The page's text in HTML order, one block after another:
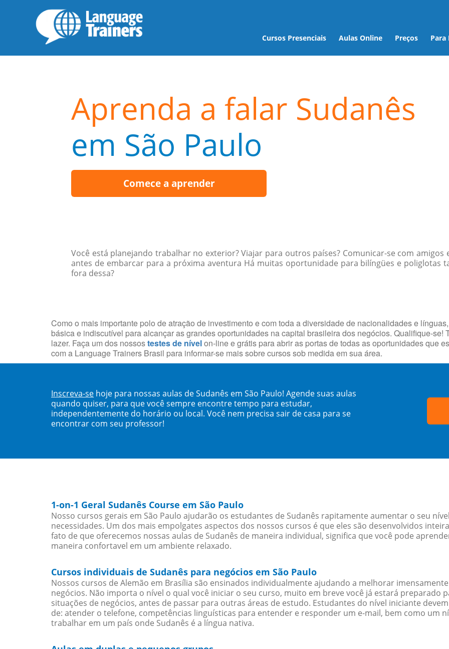
Cursos Presenciais Aulas Online Preços Para
Aprenda a falar Sudanês
em São Paulo
Comece a aprender
Você está planejando trabalhar no exterior? Viajar para outros países? Comunicar-se com amigos
antes de embarcar para a próxima aventura Há muitas oportunidade para bilíngües e poliglotas
fora dessa?
Como o mais importante polo de atração de investimento e com toda a diversidade de nacionalidades e
básica e indiscutível para alcançar as grandes oportunidades na capital brasileira dos negócios. Qualifique-se!
lazer. Faça um dos nossostestes de nívelon-line e grátis para abrir as portas de todas as oportunidades que
com a Language Trainers Brasil para informar-se mais sobre cursos sob medida em sua área.
Inscreva-se hoje para nossas aulas de Sudanês em São Paulo! Agende suas aulas
quando quiser, para que você sempre encontre tempo para estudar,
independentemente do horário ou local. Você nem precisa sair de casa para se
encontrar com seu professor!
1-on-1 Geral Sudanês Course em São Paulo
Nosso cursos gerais em São Paulo ajudarão os estudantes de Sudanês rapitamente aumentar o seu
necessidades. Um dos mais empolgates aspectos dos nossos cursos é que eles são desenvolvidos
fato de que oferecemos nossas aulas de Sudanês de maneira individual, significa que você pode
maneira confortavel em um ambiente relaxado.
Cursos individuais de Sudanês para negócios em São Paulo
Nossos cursos de Alemão em Brasília são ensinados individualmente ajudando a melhorar
negócios. Não importa o nível o qual você iniciar o seu curso, muito em breve você já estará preparado
situações de negócios, antes de passar para outras áreas de estudo. Estudantes do nível iniciante
de: atender o telefone, competências linguísticas para entender e responder um e-mail, bem como um
trabalhar em um país onde Sudanês é a língua nativa.